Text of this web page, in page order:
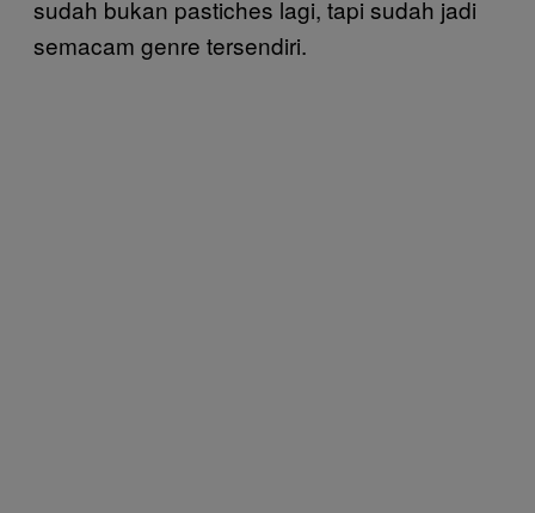
sudah bukan pastiches lagi, tapi sudah jadi
semacam genre tersendiri.